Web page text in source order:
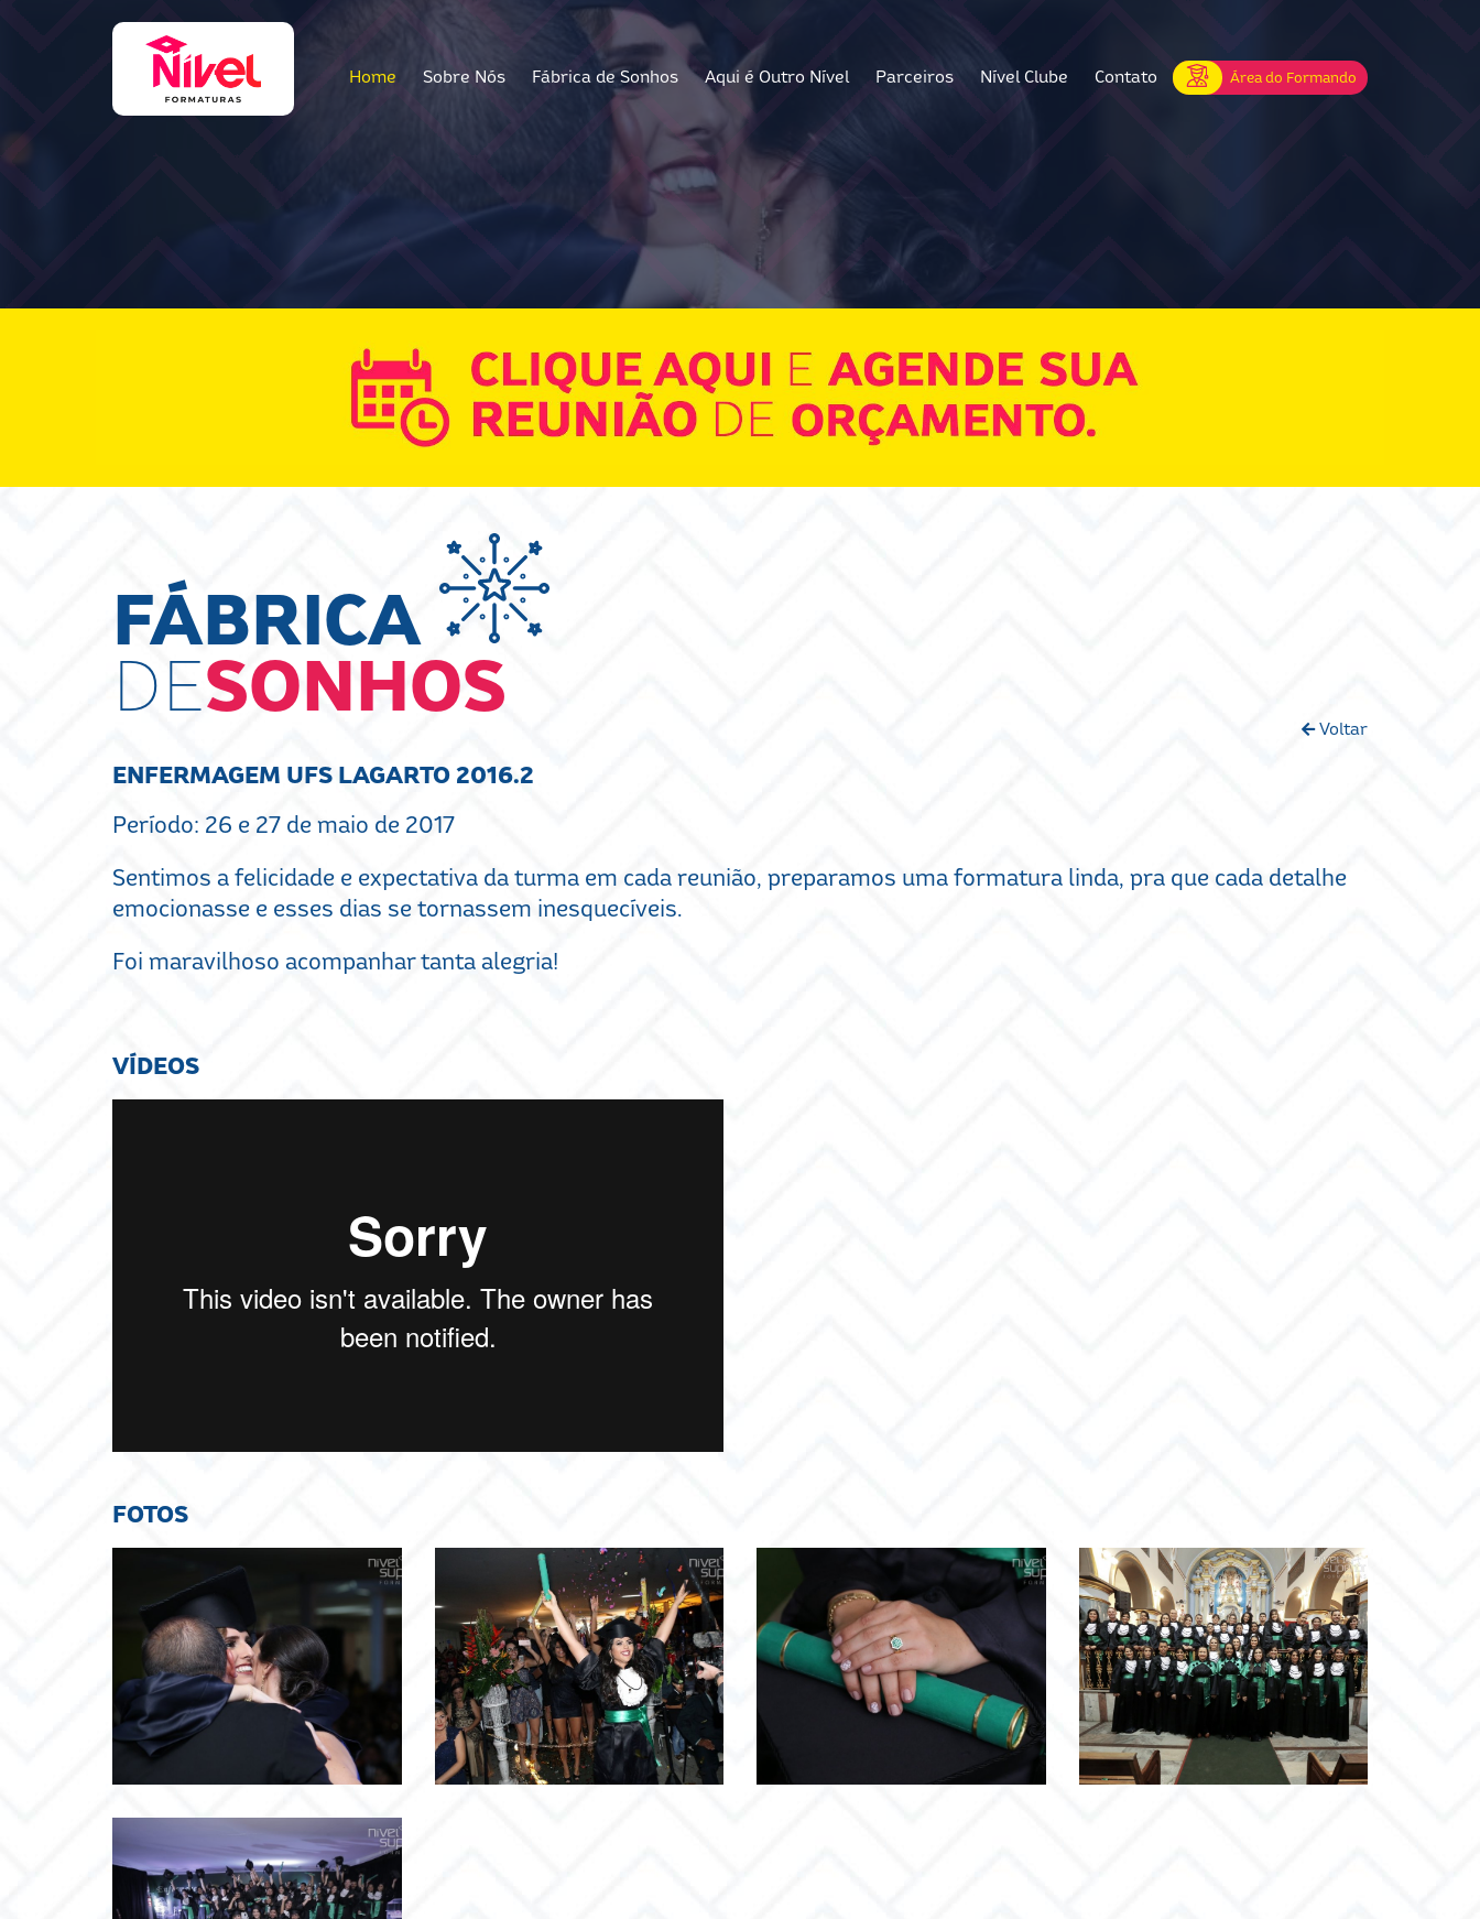
Home Sobre Nós Fábrica de Sonhos Aqui é Outro Nível Parceiros Nível Clube Contato Área do Formando
FÁBRICA
DESONHOS
ENFERMAGEM UFS LAGARTO 2016.2
Voltar
Período: 26 e 27 de maio de 2017
Sentimos a felicidade e expectativa da turma em cada reunião, preparamos uma formatura linda, pra que cada detalhe
emocionasse e esses dias se tornassem inesquecíveis.
Foi maravilhoso acompanhar tanta alegria!
VÍDEOS
FOTOS